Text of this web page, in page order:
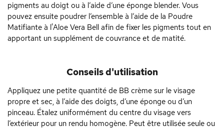
pigments au doigt ou à l’aide d’une éponge blender. Vous
pouvez ensuite poudrer l’ensemble à l’aide de la Poudre
Matifiante à l'Aloe Vera Bell afin de fixer les pigments tout en
apportant un supplément de couvrance et de matité.
Conseils d'utilisation
Appliquez une petite quantité de BB crème sur le visage
propre et sec, à l’aide des doigts, d’une éponge ou d’un
pinceau. Étalez uniformément du centre du visage vers
l’extérieur pour un rendu homogène. Peut être utilisée seule ou